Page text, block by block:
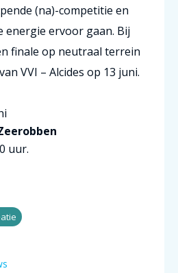
(na)-competitie en
energie ervoor gaan. Bij
finale op neutraal terrein
VVI – Alcides op 13 juni.
uur.